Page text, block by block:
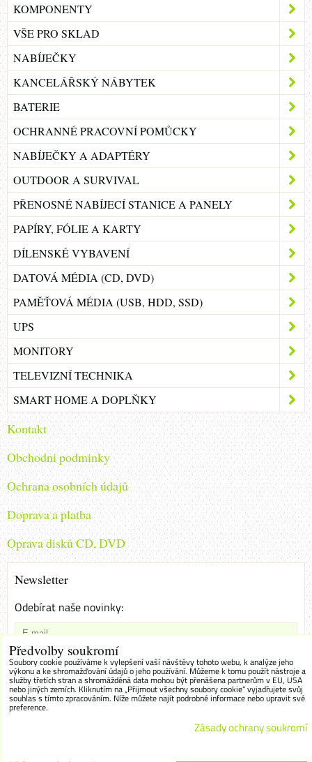
KOMPONENTY
VŠE PRO SKLAD
NABÍJEČKY
KANCELÁŘSKÝ NÁBYTEK
BATERIE
OCHRANNÉ PRACOVNÍ POMŮCKY
NABÍJEČKY A ADAPTÉRY
OUTDOOR A SURVIVAL
PŘENOSNÉ NABÍJECÍ STANICE A PANELY
PAPÍRY, FÓLIE A KARTY
DÍLENSKÉ VYBAVENÍ
DATOVÁ MÉDIA (CD, DVD)
PAMĚŤOVÁ MÉDIA (USB, HDD, SSD)
UPS
MONITORY
TELEVIZNÍ TECHNIKA
SMART HOME A DOPLŇKY
Kontakt
Obchodni podminky
Ochrana osobních údajů
Doprava a platba
Oprava disků CD, DVD
Newsletter
Odebírat naše novinky:
Chci se přihlásit k odběru novinek e-mailem
Odebírat
Předvolby soukromí
Soubory cookie používáme k vylepšení vaší návštěvy tohoto webu, k analýze jeho
výkonu a ke shromažďování údajů o jeho používání. Můžeme k tomu použít nástroje a
služby třetích stran a shromážděná data mohou být přenášena partnerům v EU, USA
nebo jiných zemích. Kliknutím na „Přijmout všechny soubory cookie“ vyjadřujete svůj
souhlas s tímto zpracováním. Níže můžete najít podrobné informace nebo upravit své
preference.
Zásady ochrany soukromí